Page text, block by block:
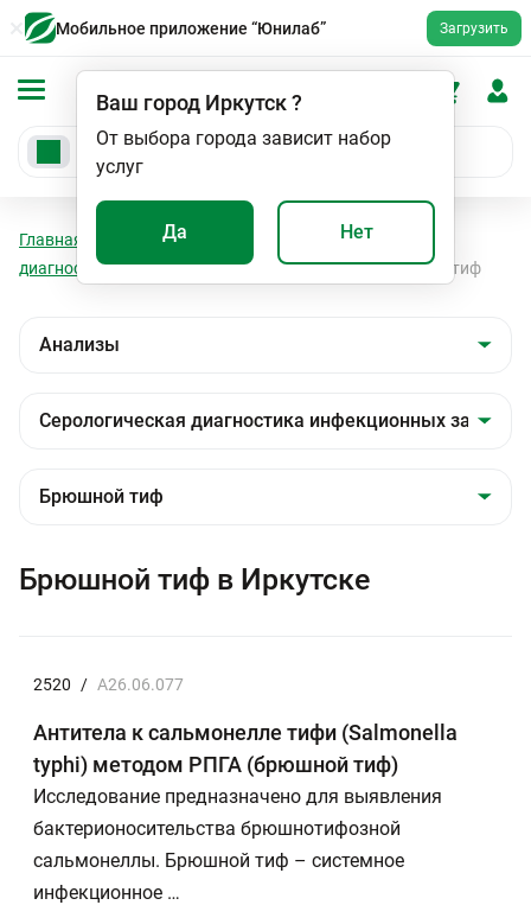
Мобильное приложение “Юнилаб” Загрузить
Ваш город Иркутск?
От выбора города зависит набор
услуг
Да Нет
Главная Анализы
Серологическая
диагностика инфекционных заболеваний
Брюшной тиф
Брюшной тиф в Иркутске
2520 / A26.06.077
Антитела к сальмонелле тифи (Salmonella
typhi) методом РПГА (брюшной тиф)
Исследование предназначено для выявления
бактерионосительства брюшнотифозной
сальмонеллы. Брюшной тиф – системное
инфекционное …